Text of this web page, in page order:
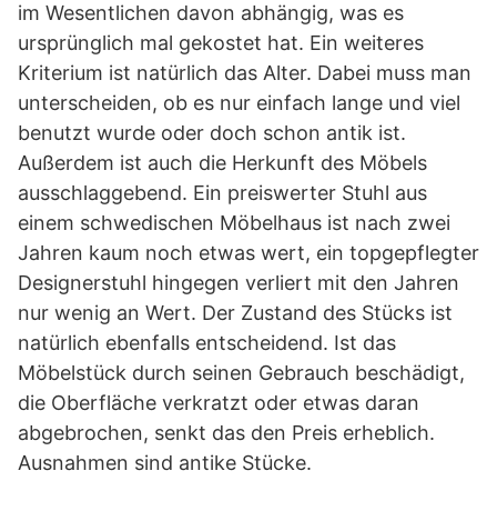
im Wesentlichen davon abhängig, was es
ursprünglich mal gekostet hat. Ein weiteres
Kriterium ist natürlich das Alter. Dabei muss man
unterscheiden, ob es nur einfach lange und viel
benutzt wurde oder doch schon antik ist.
Außerdem ist auch die Herkunft des Möbels
ausschlaggebend. Ein preiswerter Stuhl aus
einem schwedischen Möbelhaus ist nach zwei
Jahren kaum noch etwas wert, ein topgepflegter
Designerstuhl hingegen verliert mit den Jahren
nur wenig an Wert. Der Zustand des Stücks ist
natürlich ebenfalls entscheidend. Ist das
Möbelstück durch seinen Gebrauch beschädigt,
die Oberfläche verkratzt oder etwas daran
abgebrochen, senkt das den Preis erheblich.
Ausnahmen sind antike Stücke.